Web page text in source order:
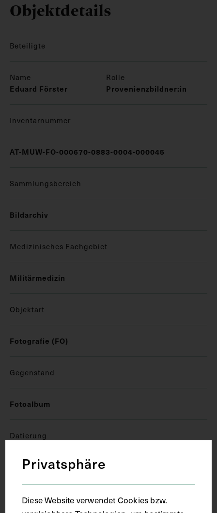
Objektdetails
Beteiligte
Name Rolle
Eduard Förster Provenienzbildner:in
Inventarnummer
AT-MUW-FO-000670-0883-0004-000045
Sammlungsbereich
Bildarchiv
Medizinisches Fachgebiet
Militärmedizin
Objektart
Fotografie (FO)
Gegenstand
Fotoalbum
Datierung
26.04.1915
Privatsphäre
Diese Website verwendet Cookies bzw.